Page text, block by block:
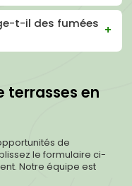
t-il des fumées
terrasses en
de
le formulaire ci-
Notre équipe est